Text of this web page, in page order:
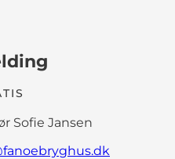
Sofie Jansen